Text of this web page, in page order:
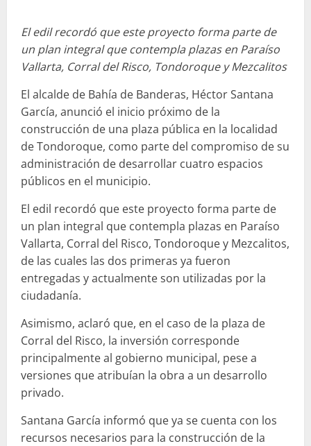
El edil recordó que este proyecto forma parte de
un plan integral que contempla plazas en Paraíso
Vallarta, Corral del Risco, Tondoroque y Mezcalitos
El alcalde de Bahía de Banderas, Héctor Santana
García, anunció el inicio próximo de la
construcción de una plaza pública en la localidad
de Tondoroque, como parte del compromiso de su
administración de desarrollar cuatro espacios
públicos en el municipio.
El edil recordó que este proyecto forma parte de
un plan integral que contempla plazas en Paraíso
Vallarta, Corral del Risco, Tondoroque y Mezcalitos,
de las cuales las dos primeras ya fueron
entregadas y actualmente son utilizadas por la
ciudadanía.
Asimismo, aclaró que, en el caso de la plaza de
Corral del Risco, la inversión corresponde
principalmente al gobierno municipal, pese a
versiones que atribuían la obra a un desarrollo
privado.
Santana García informó que ya se cuenta con los
recursos necesarios para la construcción de la